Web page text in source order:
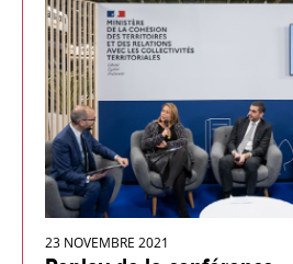
23 NOVEMBRE 2021